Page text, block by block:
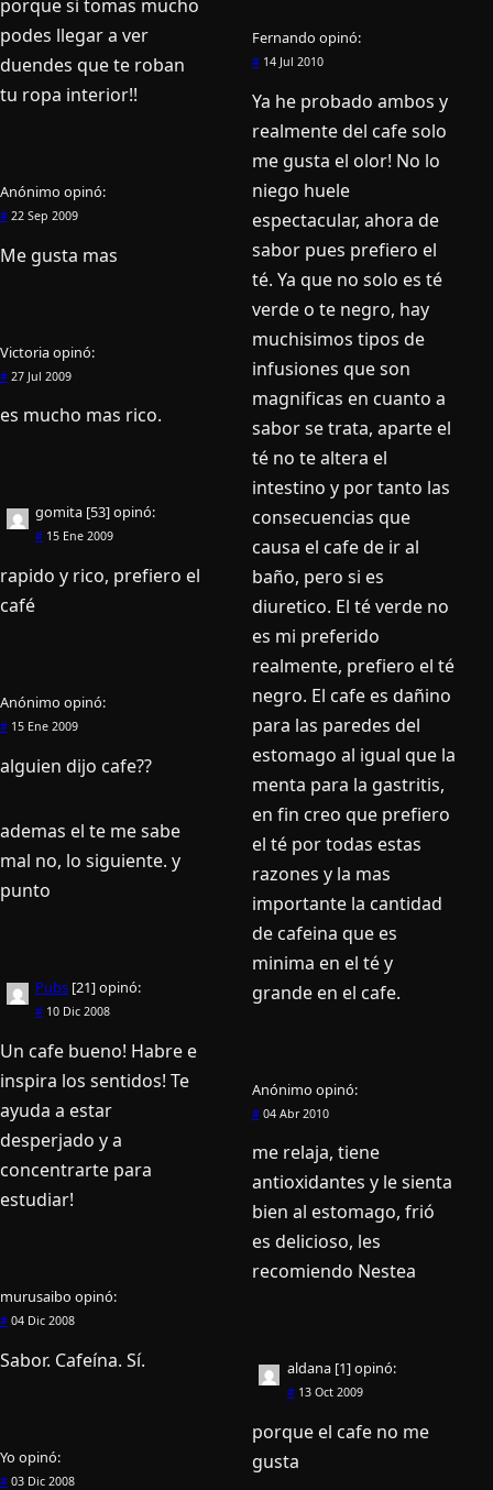
porque si tomas mucho
podes llegar a ver
duendes que te roban
tu ropa interior!!
Anónimo opinó:
# 22 Sep 2009
Me gusta mas
Victoriaopinó:
# 27 Jul 2009
es mucho mas rico.
gomita [53]opinó:
# 15 Ene 2009
rapido y rico, prefiero el
café
Anónimo opinó:
# 15 Ene 2009
alguien dijo cafe??
ademas el te me sabe
mal no, lo siguiente. y
punto
Pubs [21]opinó:
# 10 Dic 2008
Un cafe bueno! Habre e
inspira los sentidos! Te
ayuda a estar
desperjado y a
concentrarte para
estudiar!
murusaibo opinó:
# 04 Dic 2008
Sabor. Cafeí­na. Sí­.
Yo opinó:
# 03 Dic 2008
Fernando opinó:
#14 Jul 2010
Ya he probado ambos y
realmente del cafe solo
me gusta el olor! No lo
niego huele
espectacular, ahora de
sabor pues prefiero el
té. Ya que no solo es té
verde o te negro, hay
muchisimos tipos de
infusiones que son
magnificas en cuanto a
sabor se trata, aparte el
té no te altera el
intestino y por tanto las
consecuencias que
causa el cafe de ir al
baño, pero si es
diuretico. El té verde no
es mi preferido
realmente, prefiero el té
negro. El cafe es dañino
para las paredes del
estomago al igual que la
menta para la gastritis,
en fin creo que prefiero
el té por todas estas
razones y la mas
importante la cantidad
de cafeina que es
minima en el té y
grande en el cafe.
Anónimo opinó:
#04 Abr 2010
me relaja, tiene
antioxidantes y le sienta
bien al estomago, frió
es delicioso, les
recomiendo Nestea
aldana [1]opinó:
#13 Oct 2009
porque el cafe no me
gusta